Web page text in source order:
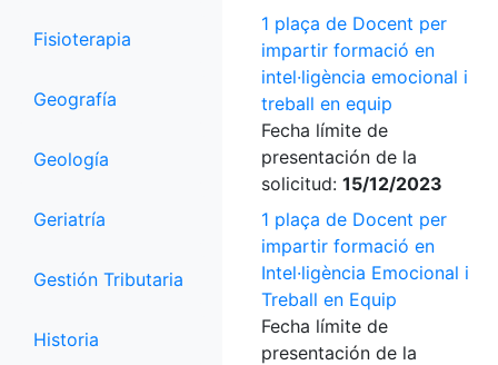
Fisioterapia
Geografía
Geología
Geriatría
Gestión Tributaria
Historia
1 plaça de Docent per
impartir formació en
intel·ligència emocional i
treball en equip
Fecha límite de
presentación de la
solicitud: 15/12/2023
1 plaça de Docent per
impartir formació en
Intel·ligència Emocional i
Treball en Equip
Fecha límite de
presentación de la